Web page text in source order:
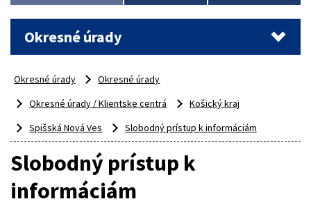
Okresné úrady
Okresné úrady
Okresné úrady
Okresné úrady / Klientske centrá
Košický kraj
Spišská Nová Ves
Slobodný prístup k informáciám
Slobodný prístup k
informáciám